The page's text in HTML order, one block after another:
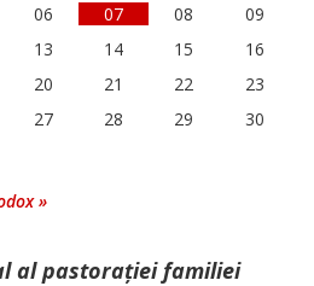
06 07 08
09
13 14 15
16
20 21 22
23
27 28 29
30
»
al pastorației familiei